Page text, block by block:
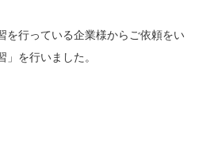
を行っている企業様からご依頼をい
を行いました。